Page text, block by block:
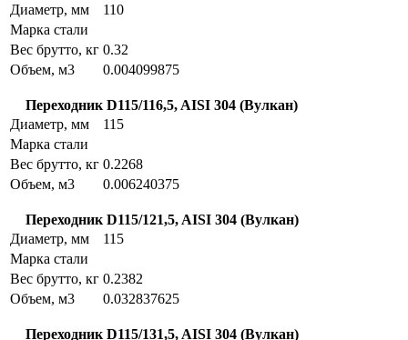
Диаметр, мм
110
Марка стали
Вес брутто, кг 0.32
Объем, м3
0.004099875
Переходник D115/116,5, AISI 304 (Вулкан)
Диаметр, мм
115
Марка стали
Вес брутто, кг 0.2268
Объем, м3
0.006240375
Переходник D115/121,5, AISI 304 (Вулкан)
Диаметр, мм
115
Марка стали
Вес брутто, кг 0.2382
Объем, м3
0.032837625
Переходник D115/131,5, AISI 304 (Вулкан)